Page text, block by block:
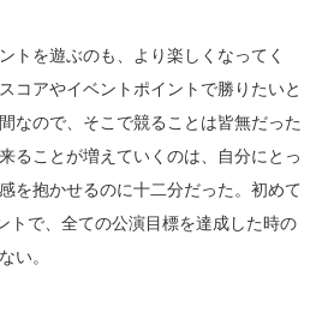
トを遊ぶのも、より楽しくなってく
コアやイベントポイントで勝りたいと
なので、そこで競ることは皆無だった
ることが増えていくのは、自分にとっ
を抱かせるのに十二分だった。初めて
トで、全ての公演目標を達成した時の
い。